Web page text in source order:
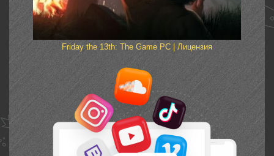
Friday the 13th: The Game PC | Лицензия